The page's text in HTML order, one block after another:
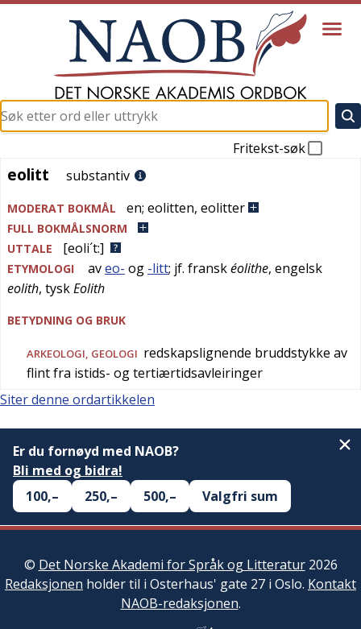
Fritekst-søk
eolitt
eolitt substantiv
MODERAT BOKMÅL en; eolitten, eolitter
FULL BOKMÅLSNORM
UTTALE
[eoli´t:]
ETYMOLOGI aveo- og -litt; jf. franskéolithe, engelsk
eolith, tyskEolith
BETYDNING OG BRUK
ARKEOLOGI, GEOLOGI redskapslignende bruddstykke av
flint fra istids- og tertiærtidsavleiringer
Siter denne ordartikkelen
Er du fornøyd med NAOB?
Bli med og bidra!
100,–
250,– 500,– Valgfri sum
© Det Norske Akademi for Språk og Litteratur2026
Redaksjonen holder til i Osterhaus' gate 27 i Oslo. Kontakt
NAOB-redaksjonen.